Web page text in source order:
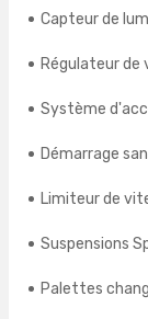
Capteur de
Régulateur de
Système
Démarrage
Limiteur de
Suspensions
Palettes